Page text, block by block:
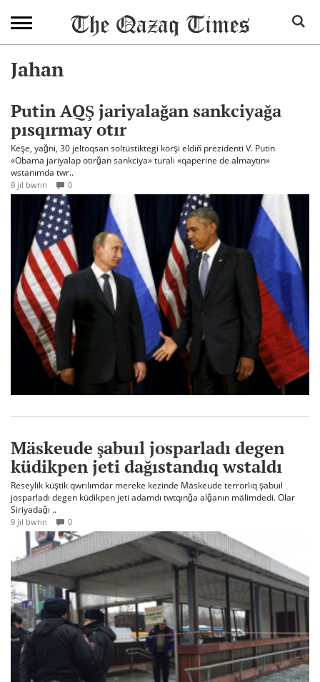
Jahan
Putin AQŞ jariyalağan sankciyağa
pısqırmay otır
Keşe, yağni, 30 jeltoqsan soltüstiktegi körşi eldiñ prezidenti V. Putin
«Obama jariyalap otırğan sankciya» turalı «qaperine de almaytın»
wstanımda twr..
9 jıl bwrın 0
Mäskeude şabuıl josparladı degen
küdikpen jeti dağıstandıq wstaldı
Reseylik küştik qwrılımdar mereke kezinde Mäskeude terrorlıq şabuıl
josparladı degen küdikpen jeti adamdı twtqınğa alğanın mälimdedi. Olar
Siriyadağı ..
9 jıl bwrın 0